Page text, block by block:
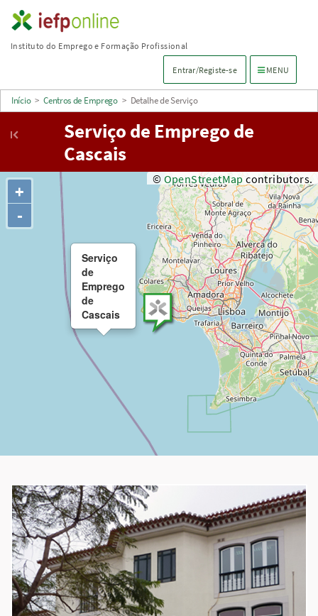
Saltar
para
principal
Instituto do Emprego e Formação Profissional
Entrar/Registe-se Menu de
MENU
Início > Centros de Emprego > Detalhe de Serviço
Serviço de Emprego de
Cascais
Serviço
de
Emprego
de
Cascais
+
-
© OpenStreetMap contributors.